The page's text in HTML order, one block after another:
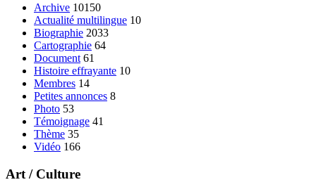
Archive 10150
Actualité multilingue 10
Biographie 2033
Cartographie 64
Document 61
Histoire effrayante 10
Membres 14
Petites annonces 8
Photo 53
Témoignage 41
Thème 35
Vidéo 166
Art / Culture